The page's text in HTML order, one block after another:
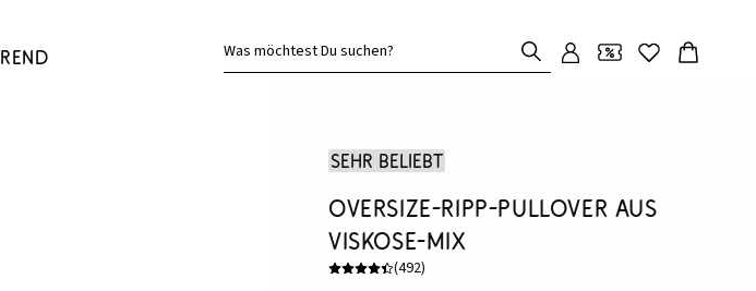
Was möchtest Du suchen?
Sehr beliebt
Oversize-Ripp-Pullover aus
Viskose-Mix
(492)